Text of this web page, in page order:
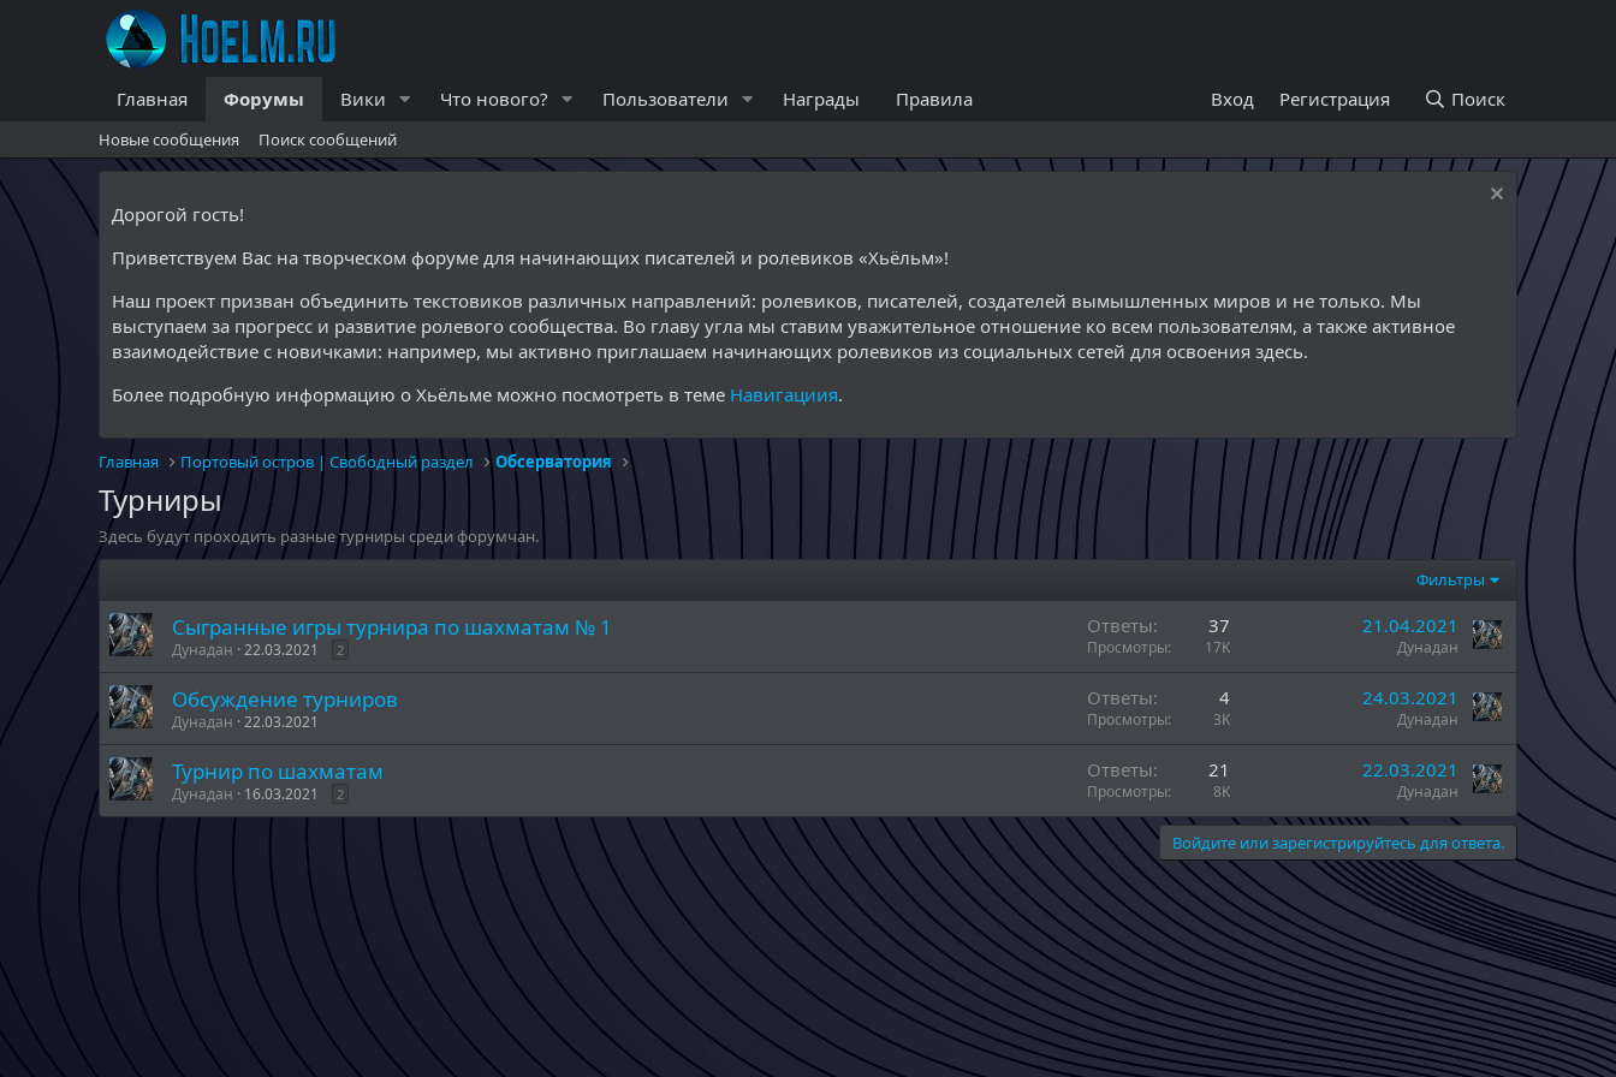
Главная Форумы Вики Что нового? Пользователи Награды Правила Вход Регистрация Поиск
Новые сообщения Поиск сообщений
Дорогой гость!
Приветствуем Вас на творческом форуме для начинающих писателей и ролевиков «Хьёльм»!
Наш проект призван объединить текстовиков различных направлений: ролевиков, писателей, создателей вымышленных миров и не только. Мы
выступаем за прогресс и развитие ролевого сообщества. Во главу угла мы ставим уважительное отношение ко всем пользователям, а также активное
взаимодействие с новичками: например, мы активно приглашаем начинающих ролевиков из социальных сетей для освоения здесь.
Более подробную информацию о Хьёльме можно посмотреть в теме Навигациия.
Главная Портовый остров | Свободный раздел Обсерватория
Турниры
Здесь будут проходить разные турниры среди форумчан.
Фильтры
Сыгранные игры турнира по шахматам № 1
Дунадан 22.03.2021 2
Ответы 37
Просмотры 17K
21.04.2021
Дунадан
Обсуждение турниров
Дунадан 22.03.2021
Ответы 4
Просмотры 3K
24.03.2021
Дунадан
Турнир по шахматам
Дунадан 16.03.2021 2
Ответы 21
Просмотры 8K
22.03.2021
Дунадан
Войдите или зарегистрируйтесь для ответа.